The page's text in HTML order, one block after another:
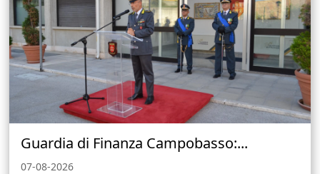
Guardia di Finanza Campobasso:...
07-08-2026